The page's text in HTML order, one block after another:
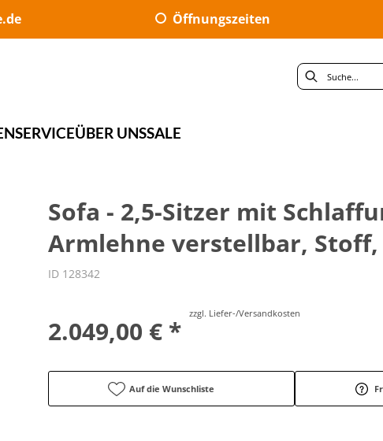
Öffnungszeiten
SERVICEÜBER UNSSALE
Sofa - 2,5-Sitzer mit
Armlehne verstellbar,
ID 128342
2.049,00 € *
zzgl. Liefer-/Versandkosten
Auf die Wunschliste